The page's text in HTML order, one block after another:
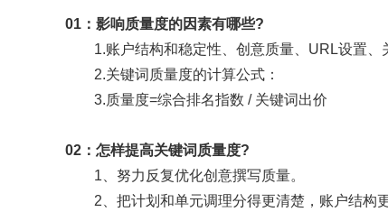
01：影响质量度的因素有哪些?
1.账户结构和稳定性、创意质量、URL设置
2.关键词质量度的计算公式：
3.质量度=综合排名指数 / 关键词出价
02：怎样提高关键词质量度?
1、努力反复优化创意撰写质量。
2、把计划和单元调理分得更清楚，账户结构